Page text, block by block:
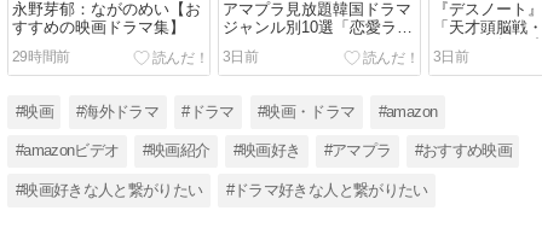
永野芽郁：ながのめい【お
すすめの映画ドラマ集】
29時間前
アマプラ見放題韓国ドラマ
ジャンル別10選「恋愛ラブ
コメ・サスペンス・ファン
タジー」2026年8月更新
3日前
『デスノート
「天才頭脳戦
ロー」の似た
めの映画ドラ
3日前
#映画 #海外ドラマ #ドラマ #映画・ドラマ #amazon
#amazonビデオ #映画紹介 #映画好き #アマプラ #おすすめ映画
#映画好きな人と繋がりたい #ドラマ好きな人と繋がりたい